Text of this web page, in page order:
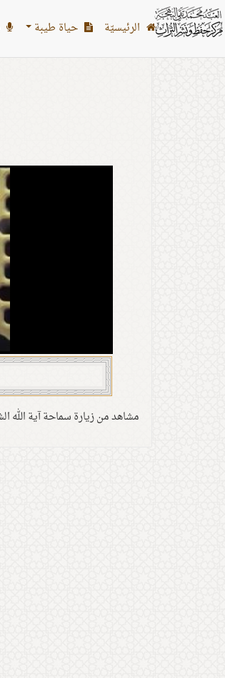
الرئیسیّة حياة طيبة
مشاهد من زيارة سماحة آية